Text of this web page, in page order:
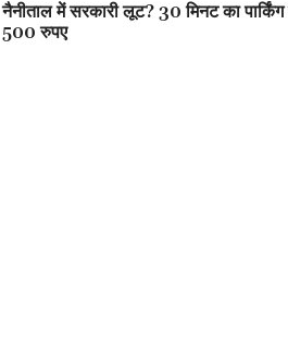
नैनीताल में सरकारी लूट? 30 मिनट का पार्किंग
500 रुपए